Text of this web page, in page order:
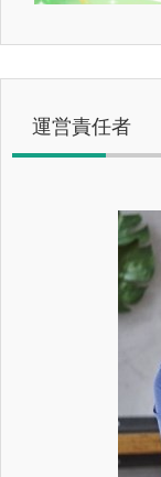
運営責任者